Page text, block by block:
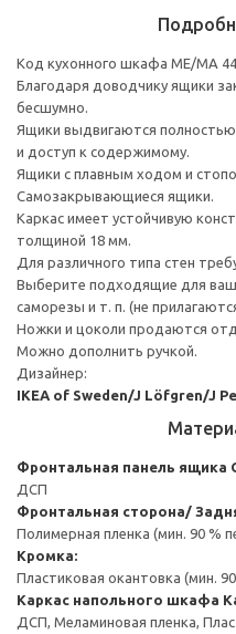
Код кухонного шкафа ME/MA
Благодаря доводчику ящики
бесшумно.
Ящики выдвигаются
и доступ к содержимому.
Ящики с плавным ходом и
Самозакрывающиеся ящики.
Каркас имеет устойчивую
толщиной 18 мм.
Для различного типа стен
Выберите подходящие для
саморезы и т. п. (не
Ножки и цоколи продаются
Можно дополнить ручкой.
Дизайнер:
IKEA of Sweden/J Löfgren/J
Фронтальная панель ящика
ДСП
Фронтальная сторона/
Полимерная пленка (мин. 90 %
Кромка:
Пластиковая окантовка (мин.
Каркас напольного шкафа
ДСП, Меламиновая пленка,